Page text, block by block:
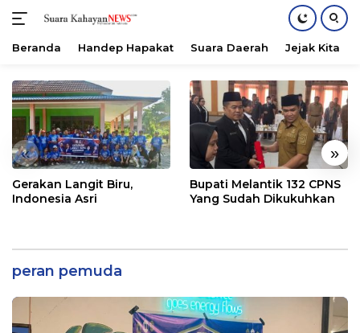
konten
Beranda Handep Hapakat Suara Daerah Jejak Kita
« »
Gerakan Langit Biru,
Indonesia Asri
Bupati Melantik 132 CPNS
Yang Sudah Dikukuhkan
peran pemuda